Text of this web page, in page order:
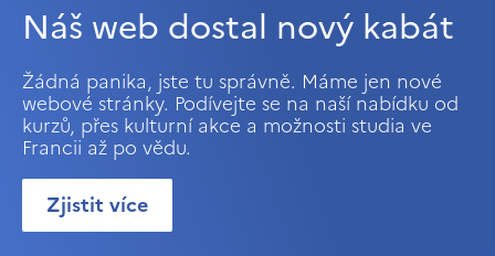
Náš web dostal nový kabát
Žádná panika, jste tu správně. Máme jen nové
webové stránky. Podívejte se na naší nabídku od
kurzů, přes kulturní akce a možnosti studia ve
Francii až po vědu.
Zjistit více